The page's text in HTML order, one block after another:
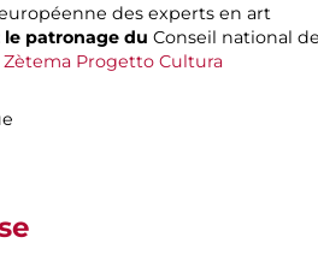
des experts en art
patronage du Conseil national
Zètema Progetto Cultura